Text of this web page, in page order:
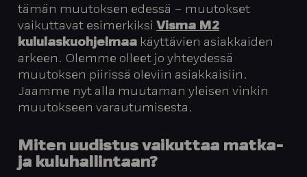
tämän muutoksen edessä – muutokset
vaikuttavat esimerkiksi Visma M2
kululaskuohjelmaa käyttävien asiakkaiden
arkeen. Olemme olleet jo yhteydessä
muutoksen piirissä oleviin asiakkaisiin.
Jaamme nyt alla muutaman yleisen vinkin
muutokseen varautumisesta.
Miten uudistus vaikuttaa matka-
ja kuluhallintaan?